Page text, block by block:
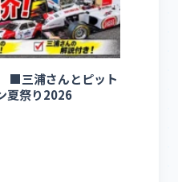
■三浦さんとピット
夏祭り2026